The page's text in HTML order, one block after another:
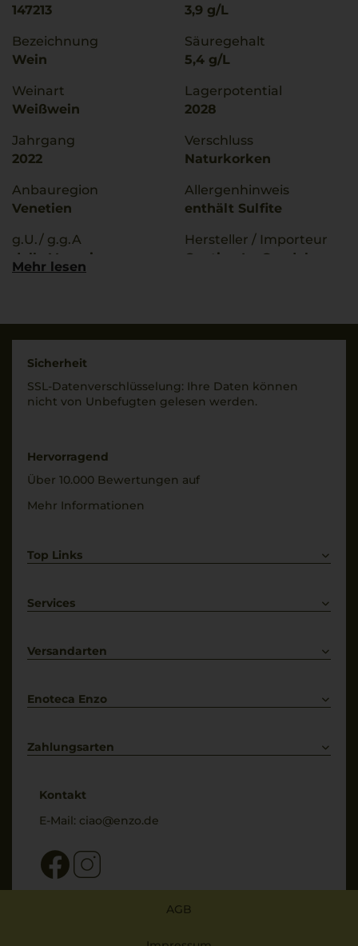
147213
Bezeichnung
Wein
Weinart
Weißwein
Jahrgang
2022
Anbauregion
Venetien
g.U./ g.g.A
delle Venezie
Origine Controllata
Rebsorten
Trinktemperatur
Alkoholgehalt
12 % Vol.
3,9 g/L
Säuregehalt
5,4 g/L
Lagerpotential
2028
Verschluss
Naturkorken
Allergenhinweis
enthält Sulfite
Hersteller / Importeur
Cantine La Gondola
Italien
Geschmack
Mehr lesen
Sicherheit
SSL-Daten­verschlüs­selung: Ihre Daten können
nicht von Unbe­fugten gelesen werden.
Hervorragend
Über 10.000 Bewertungen auf
Mehr Informationen
Top Links
Weißwein
Services
Kontakt
Versandarten
Enoteca Enzo
Bewertungs-Richtlinien
Zahlungsarten
Kontakt
E-Mail: ciao@enzo.de
AGB